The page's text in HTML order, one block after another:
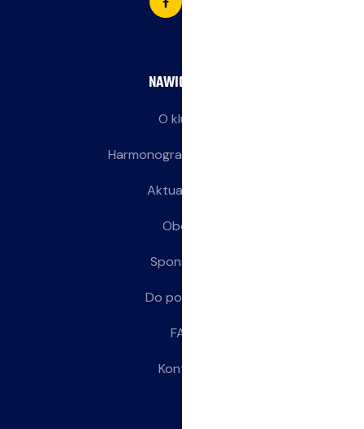
NAWIGACJA
O klubie
Harmonogram treningów
Aktualności
Obozy
Sponsorzy
Do pobrania
FAQ
Kontakt